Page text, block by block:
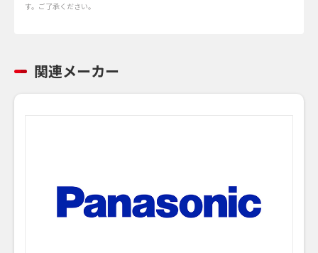
す。ご了承ください。
関連メーカー